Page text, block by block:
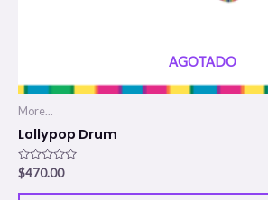
AGOTADO
More...
Lollypop Drum
Valorado
en
0
$470.00